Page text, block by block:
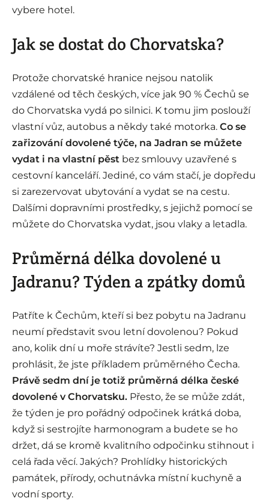
vybere hotel.
Jak se dostat do Chorvatska?
Protože chorvatské hranice nejsou natolik
vzdálené od těch českých, více jak 90 % Čechů se
do Chorvatska vydá po silnici. K tomu jim poslouží
vlastní vůz, autobus a někdy také motorka. Co se
zařizování dovolené týče, na Jadran se můžete
vydat i na vlastní pěst bez smlouvy uzavřené s
cestovní kanceláří. Jediné, co vám stačí, je dopředu
si zarezervovat ubytování a vydat se na cestu.
Dalšími dopravními prostředky, s jejichž pomocí se
můžete do Chorvatska vydat, jsou vlaky a letadla.
Průměrná délka dovolené u
Jadranu? Týden a zpátky domů
Patříte k Čechům, kteří si bez pobytu na Jadranu
neumí představit svou letní dovolenou? Pokud
ano, kolik dní u moře strávíte? Jestli sedm, lze
prohlásit, že jste příkladem průměrného Čecha.
Právě sedm dní je totiž průměrná délka české
dovolené v Chorvatsku. Přesto, že se může zdát,
že týden je pro pořádný odpočinek krátká doba,
když si sestrojíte harmonogram a budete se ho
držet, dá se kromě kvalitního odpočinku stihnout i
celá řada věcí. Jakých? Prohlídky historických
památek, přírody, ochutnávka místní kuchyně a
vodní sporty.